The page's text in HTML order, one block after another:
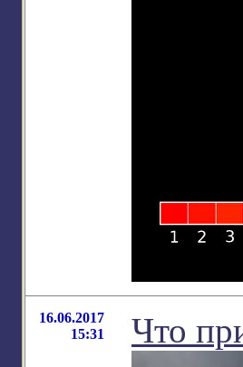
16.06.2017
15:31
Что